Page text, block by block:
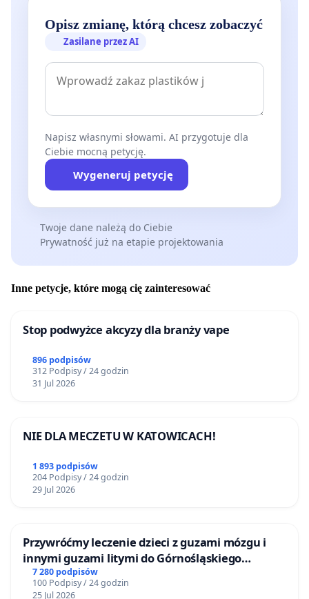
Opisz zmianę, którą chcesz zobaczyć
Zasilane przez AI
Napisz własnymi słowami. AI przygotuje dla
Ciebie mocną petycję.
Wygeneruj petycję
Twoje dane należą do Ciebie
Prywatność już na etapie projektowania
Inne petycje, które mogą cię zainteresować
Stop podwyżce akcyzy dla branży vape
896 podpisów
312 Podpisy / 24 godzin
31 Jul 2026
NIE DLA MECZETU W KATOWICACH!
1 893 podpisów
204 Podpisy / 24 godzin
29 Jul 2026
Przywróćmy leczenie dzieci z guzami mózgu i
innymi guzami litymi do Górnośląskiego
Centrum Zdrowia Dziecka w Katowicach
7 280 podpisów
100 Podpisy / 24 godzin
25 Jul 2026